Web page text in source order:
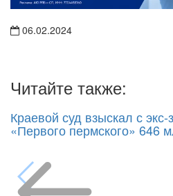
06.02.2024
Читайте также:
Краевой суд взыскал с
«Первого пермского» 646